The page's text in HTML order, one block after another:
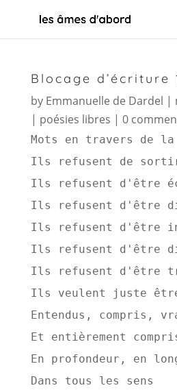
Blocage d’écriture
by Emmanuelle de Dardel |
| poésies libres | 0
Mots en travers de la
Ils refusent de
Ils refusent d'être
Ils refusent d'être
Ils refusent d'être
Ils refusent d'être
Ils refusent d'être
Ils veulent juste
Entendus, compris,
Et entièrement
En profondeur, en
Dans tous les sens